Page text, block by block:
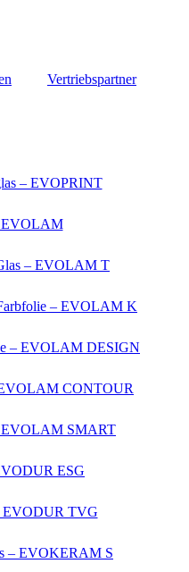
Vertriebspartner
– EVOPRINT
EVOLAM
– EVOLAM T
– EVOLAM K
– EVOLAM DESIGN
EVOLAM CONTOUR
EVOLAM SMART
ESG
EVODUR TVG
– EVOKERAM S